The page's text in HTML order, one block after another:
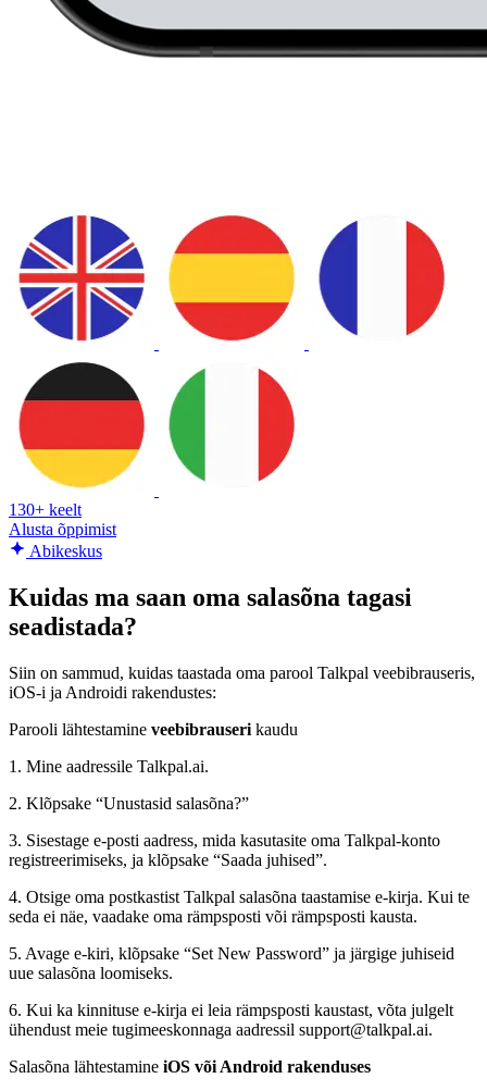
130+ keelt
Alusta õppimist
Abikeskus
Kuidas ma saan oma salasõna tagasi
seadistada?
Siin on sammud, kuidas taastada oma parool Talkpal veebibrauseris,
iOS-i ja Androidi rakendustes:
Parooli lähtestamine veebibrauseri kaudu
1. Mine aadressile Talkpal.ai.
2. Klõpsake “Unustasid salasõna?”
3. Sisestage e-posti aadress, mida kasutasite oma Talkpal-konto
registreerimiseks, ja klõpsake “Saada juhised”.
4. Otsige oma postkastist Talkpal salasõna taastamise e-kirja. Kui te
seda ei näe, vaadake oma rämpsposti või rämpsposti kausta.
5. Avage e-kiri, klõpsake “Set New Password” ja järgige juhiseid
uue salasõna loomiseks.
6. Kui ka kinnituse e-kirja ei leia rämpsposti kaustast, võta julgelt
ühendust meie tugimeeskonnaga aadressil support@talkpal.ai.
Salasõna lähtestamine iOS või Android rakenduses